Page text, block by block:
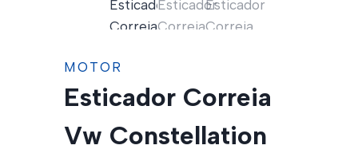
MOTOR
Esticador Correia
Vw Constellation